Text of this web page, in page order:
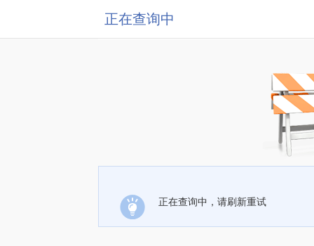
正在查询中
正在查询中，请刷新重试